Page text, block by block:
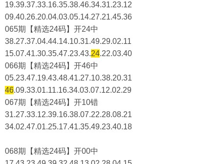
19.39.37.33.16.35.38.46.34.31.23.12
09.40.26.20.04.03.05.14.27.21.45.36
065期【精选24码】开24中
38.27.37.04.44.14.10.31.49.29.02.11
15.07.41.30.35.47.23.43.24.22.03.40
066期【精选24码】开46中
05.23.47.19.43.48.41.27.10.38.20.31
46.09.33.01.11.16.34.03.07.12.02.29
067期【精选24码】开10错
31.27.33.12.39.16.38.07.22.28.08.21
34.02.47.01.25.17.41.35.49.23.40.18
068期【精选24码】开00中